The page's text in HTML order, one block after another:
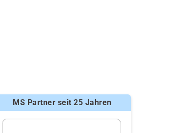
MS Partner seit 25 Jahren